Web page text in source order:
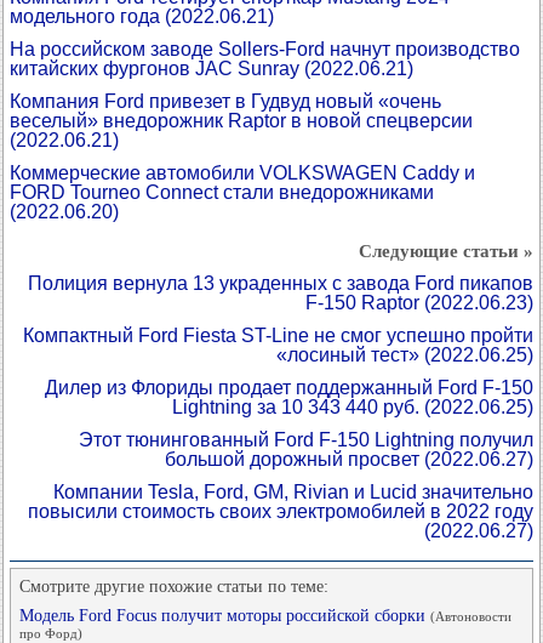
модельного года (2022.06.21)
На российском заводе Sollers-Ford начнут производство
китайских фургонов JAC Sunray (2022.06.21)
Компания Ford привезет в Гудвуд новый «очень
веселый» внедорожник Raptor в новой спецверсии
(2022.06.21)
Коммерческие автомобили VOLKSWAGEN Caddy и
FORD Tourneo Connect стали внедорожниками
(2022.06.20)
Следующие статьи »
Полиция вернула 13 украденных с завода Ford пикапов
F-150 Raptor (2022.06.23)
Компактный Ford Fiesta ST-Line не смог успешно пройти
«лосиный тест» (2022.06.25)
Дилер из Флориды продает поддержанный Ford F-150
Lightning за 10 343 440 руб. (2022.06.25)
Этот тюнингованный Ford F-150 Lightning получил
большой дорожный просвет (2022.06.27)
Компании Tesla, Ford, GM, Rivian и Lucid значительно
повысили стоимость своих электромобилей в 2022 году
(2022.06.27)
Смотрите другие похожие статьи по теме:
Модель Ford Focus получит моторы российской сборки (Автоновости
про Форд)